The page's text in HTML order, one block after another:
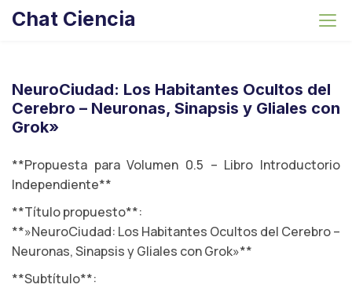
Chat Ciencia
NeuroCiudad: Los Habitantes Ocultos del
Cerebro – Neuronas, Sinapsis y Gliales con
Grok»
**Propuesta para Volumen 0.5 – Libro Introductorio
Independiente**
**Título propuesto**:
**»NeuroCiudad: Los Habitantes Ocultos del Cerebro –
Neuronas, Sinapsis y Gliales con Grok»**
**Subtítulo**: